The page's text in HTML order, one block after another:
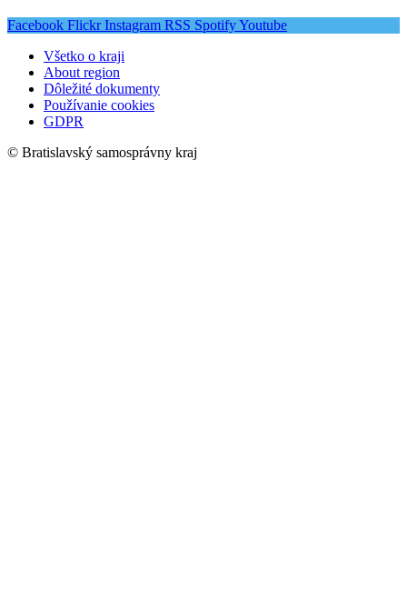
Facebook Flickr Instagram RSS SpotifyYoutube
Všetko o kraji
About region
Dôležité dokumenty
Používanie cookies
GDPR
© Bratislavský samosprávny kraj